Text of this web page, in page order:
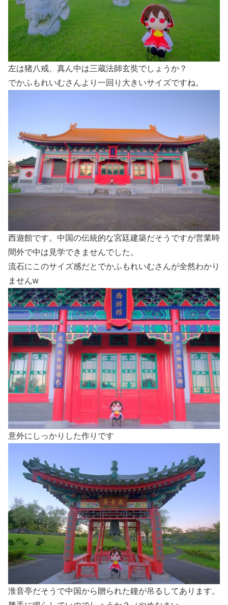
左は猪八戒、真ん中は三蔵法師玄奘でしょうか？
でかふもれいむさんより一回り大きいサイズですね。
西遊館です。中国の伝統的な宮廷建築だそうですが営業時
間外で中は見学できませんでした。
流石にこのサイズ感だとでかふもれいむさんが全然わかり
ませんw
意外にしっかりした作りです
淮音亭だそうで中国から贈られた鐘が吊るしてあります。